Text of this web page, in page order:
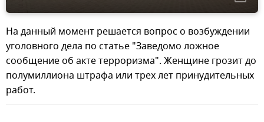
На данный момент решается вопрос о возбуждении
уголовного дела по статье "Заведомо ложное
сообщение об акте терроризма". Женщине грозит до
полумиллиона штрафа или трех лет принудительных
работ.